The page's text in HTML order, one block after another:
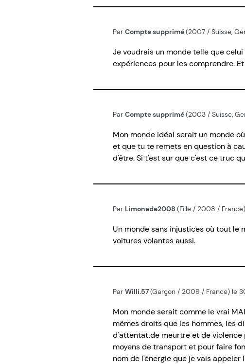
Par Compte supprimé(2007 / Suisse,
Je voudrais un monde telle que
expériences pour les comprendre.
Par Compte supprimé(2003 / Suisse,
Mon monde idéal serait un monde
et que tu te remets en question à
d'être. Si t'est sur que c'est ce truc
Par Limonade2008 (Fille / 2008 /
Un monde sans injustices où tout le
voitures volantes aussi.
Par Willi.57(Garçon / 2009 / France) le
Mon monde serait comme le vrai
mêmes droits que les hommes, les
d'attentat,de meurtre et de violence
moyens de transport et pour faire
nom de l'énergie que je vais